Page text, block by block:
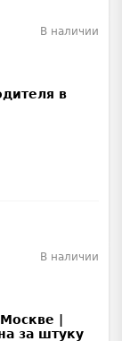
В наличии
В наличии